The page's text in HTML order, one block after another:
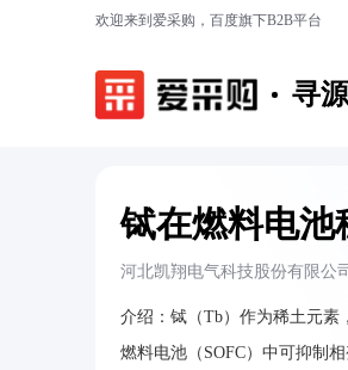
欢迎来到爱采购，百度旗下B2B平台
寻
铽在燃料电池
河北凯翔电气科技股份有限公司
介绍： 铽（Tb）作为稀土元素
燃料电池（SOFC）中可抑制